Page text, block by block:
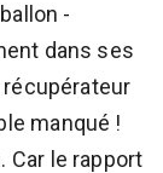
-
dans ses
manqué !
Car le rapport